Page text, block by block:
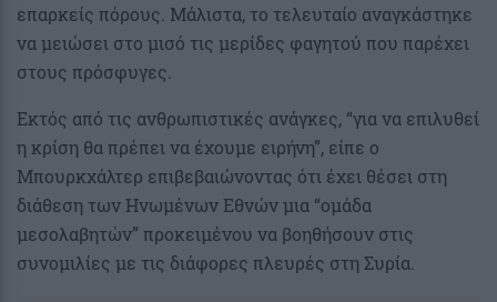
επαρκείς πόρους. Μάλιστα, το τελευταίο αναγκάστηκε
να μειώσει στο μισό τις μερίδες φαγητού που παρέχει
στους πρόσφυγες.
Εκτός από τις ανθρωπιστικές ανάγκες, “για να επιλυθεί
η κρίση θα πρέπει να έχουμε ειρήνη”, είπε ο
Μπουρκχάλτερ επιβεβαιώνοντας ότι έχει θέσει στη
διάθεση των Ηνωμένων Εθνών μια “ομάδα
μεσολαβητών” προκειμένου να βοηθήσουν στις
συνομιλίες με τις διάφορες πλευρές στη Συρία.